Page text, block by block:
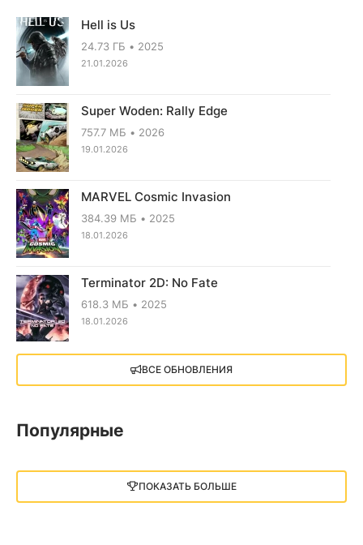
Hell is Us
24.73 ГБ 2025
21.01.2026
Super Woden: Rally Edge
757.7 МБ 2026
19.01.2026
MARVEL Cosmic Invasion
384.39 МБ 2025
18.01.2026
Terminator 2D: No Fate
618.3 МБ 2025
18.01.2026
X4: Foundations (2018)
13.73 GB 2018
13 ГБ 2025
ВСЕ ОБНОВЛЕНИЯ
Популярные
ПОКАЗАТЬ БОЛЬШЕ